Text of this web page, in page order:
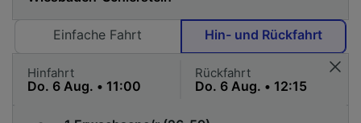
Einfache Fahrt Hin- und Rückfahrt
Hinfahrt Rückfahrt